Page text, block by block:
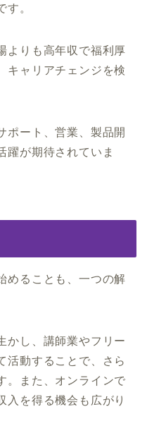
。
よりも高年収で福利厚
キャリアチェンジを検
ポート、営業、製品開
躍が期待されていま
めることも、一つの解
かし、講師業やフリー
活動することで、さら
。また、オンラインで
入を得る機会も広がり